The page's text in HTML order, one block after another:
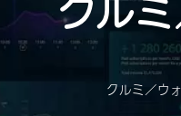
クル
クルミ／ウ